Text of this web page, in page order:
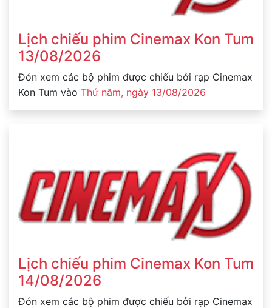
Lịch chiếu phim Cinemax Kon Tum
13/08/2026
Đón xem các bộ phim được chiếu bởi rạp Cinemax
Kon Tum vào Thứ năm, ngày 13/08/2026
Lịch chiếu phim Cinemax Kon Tum
14/08/2026
Đón xem các bộ phim được chiếu bởi rạp Cinemax